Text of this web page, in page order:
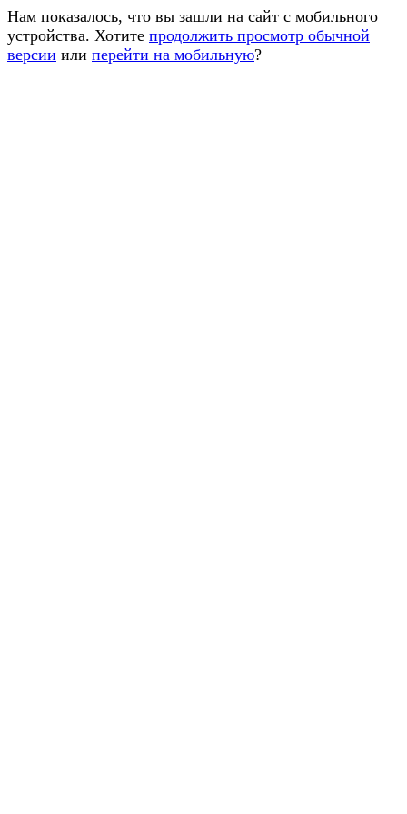
Нам показалось, что вы зашли на сайт с мобильного
устройства. Хотите продолжить просмотр обычной
версии или перейти на мобильную?